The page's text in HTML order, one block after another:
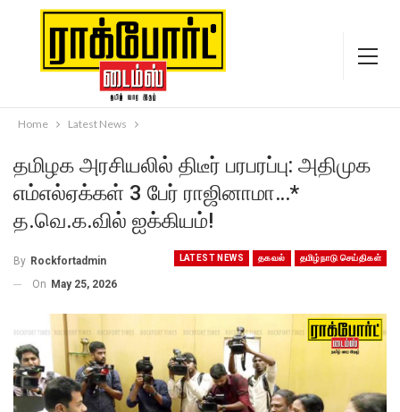
Home Latest News
தமிழக அரசியலில் திடீர் பரபரப்பு: அதிமுக
எம்எல்ஏக்கள் 3 பேர் ராஜினாமா…*
த.வெ.க.வில் ஐக்கியம்!
LATEST NEWS தகவல் தமிழ்நாடு செய்திகள்
By Rockfortadmin
On May 25, 2026